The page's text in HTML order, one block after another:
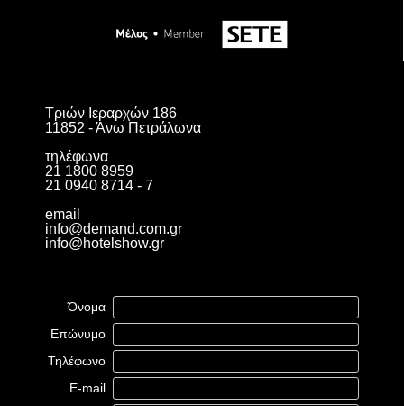
Τριών Ιεραρχών 186
11852 - Άνω Πετράλωνα
τηλέφωνα
21 1800 8959
21 0940 8714 - 7
email
info@demand.com.gr
info@hotelshow.gr
Όνομα
Επώνυμο
Τηλέφωνο
E-mail